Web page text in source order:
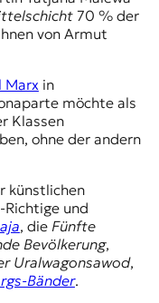
70 % der
von Armut
Marxin
möchte als
Klassen
ohne der andern
künstlichen
und
, die Fünfte
Bevölkerung,
Uralwagonsawod,
Bänder.